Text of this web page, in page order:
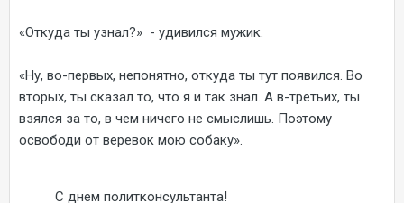
«Откуда ты узнал?» - удивился мужик.
«Ну, во-первых, непонятно, откуда ты тут появился. Во
вторых, ты сказал то, что я и так знал. А в-третьих, ты
взялся за то, в чем ничего не смыслишь. Поэтому
освободи от веревок мою собаку».
С днем политконсультанта!